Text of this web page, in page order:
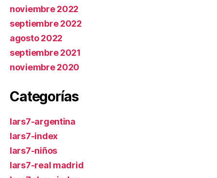
noviembre 2022
septiembre 2022
agosto 2022
septiembre 2021
noviembre 2020
Categorías
lars7-argentina
lars7-index
lars7-niños
lars7-real madrid